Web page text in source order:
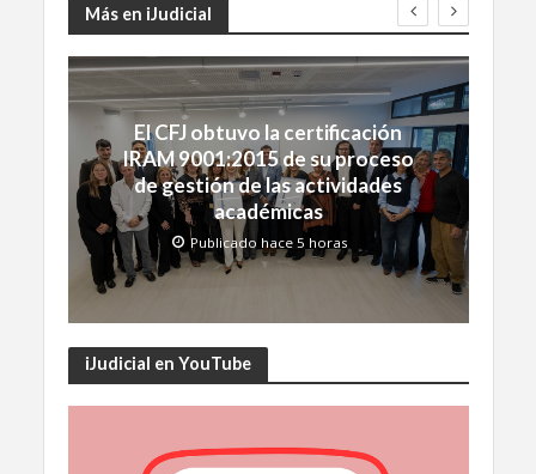
Más en iJudicial
El CFJ obtuvo la certificación
IRAM 9001:2015 de su proceso
de gestión de las actividades
académicas
Publicado hace 5 horas
iJudicial en YouTube